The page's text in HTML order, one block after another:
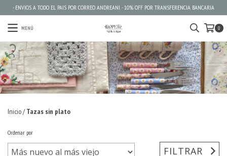
- ENVIOS A TODO EL PAIS POR CORREO ANDREANI - 10% OFF POR TRANSFERENCIA BANCARIA
MENÚ 0
Inicio/ Tazas sin plato
Ordenar por
FILTRAR